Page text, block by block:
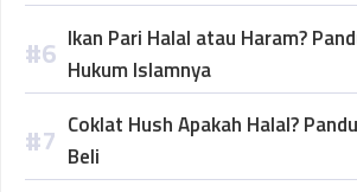
Ikan Pari Halal atau Haram?
Hukum Islamnya
Coklat Hush Apakah Halal?
Beli